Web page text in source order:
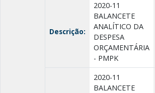
Descrição:
2020-11
BALANCETE
ANALÍTICO DA
DESPESA
ORÇAMENTÁRIA
- PMPK
2020-11
BALANCETE